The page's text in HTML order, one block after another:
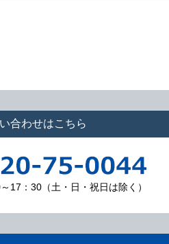
合わせはこちら
17：30（土・日・祝日は除く）